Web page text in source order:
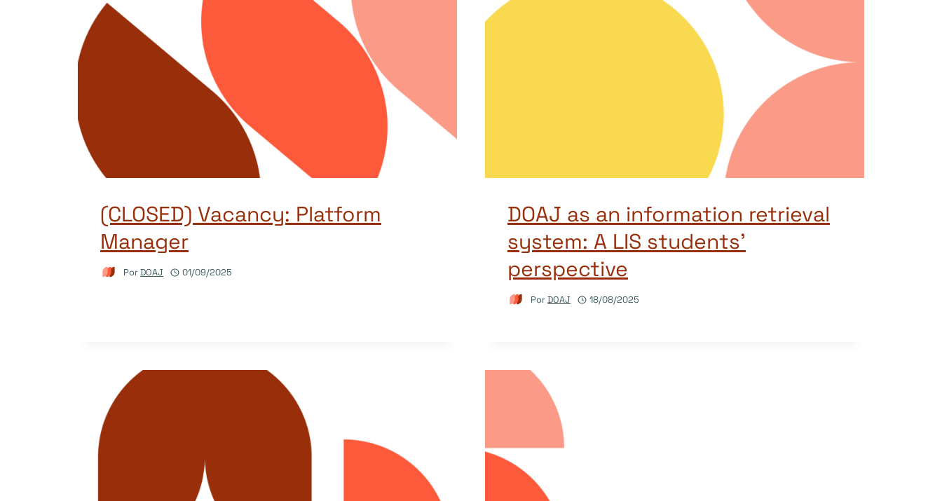
(CLOSED) Vacancy: Platform
Manager
PorDOAJ 01/09/2025
DOAJ as an information retrieval
system: A LIS students’
perspective
PorDOAJ 18/08/2025